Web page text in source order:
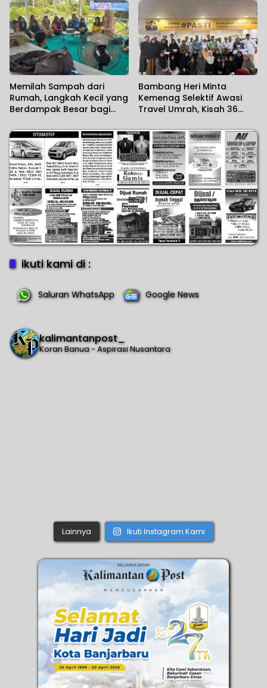
Wartawan Menilai Sendiri
Memilah Sampah dari
Rumah, Langkah Kecil yang
Berdampak Besar bagi
Bambang Heri Minta
Kemenag Selektif Awasi
Travel Umrah, Kisah 36
Jeddah Mengundang Haru
ikuti kami di :
Saluran WhatsApp Google News
kalimantanpost_
Koran Banua - Aspirasi Nusantara
Lainnya Ikuti Instagram Kami